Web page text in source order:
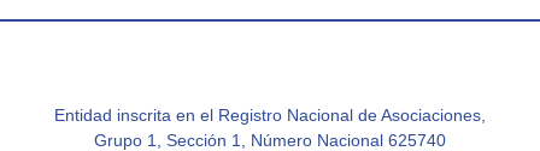
Entidad inscrita en el Registro Nacional de Asociaciones,
Grupo 1, Sección 1, Número Nacional 625740